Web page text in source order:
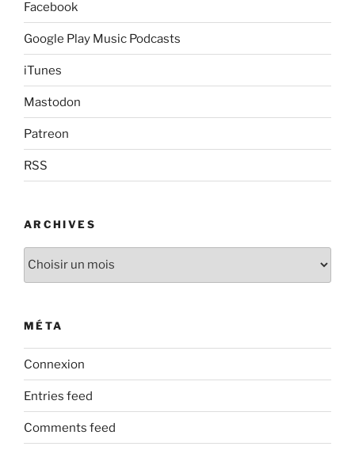
Facebook
Google Play Music Podcasts
iTunes
Mastodon
Patreon
RSS
ARCHIVES
MÉTA
Connexion
Entries feed
Comments feed